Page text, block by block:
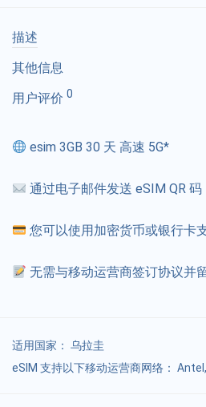
描述
其他信息
用户评价 0
esim 3GB 30 天 高速 5G*
通过电子邮件发送 eSIM QR 码
您可以使用加密货币或银行卡
无需与移动运营商签订协议并
适用国家： 乌拉圭
eSIM 支持以下移动运营商网络：